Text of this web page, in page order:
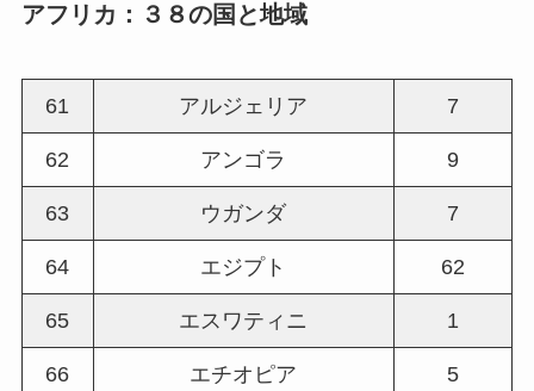
アフリカ：３８の国と地域
61 アルジェリア 7
62 アンゴラ 9
63 ウガンダ 7
64 エジプト 62
65 エスワティニ 1
66 エチオピア 5